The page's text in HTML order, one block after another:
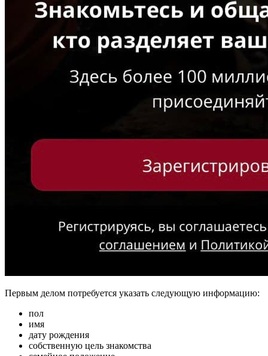
Первым делом потребуется указать следующую информацию:
пол
имя
дату рождения
собственную цель знакомства